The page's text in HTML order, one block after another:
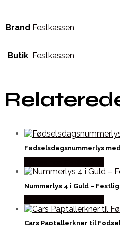
Brand Festkassen
Butik Festkassen
Fødselsdagsnummerlys
Nummerlys 4 i Guld –
Cars Paptallerkner til